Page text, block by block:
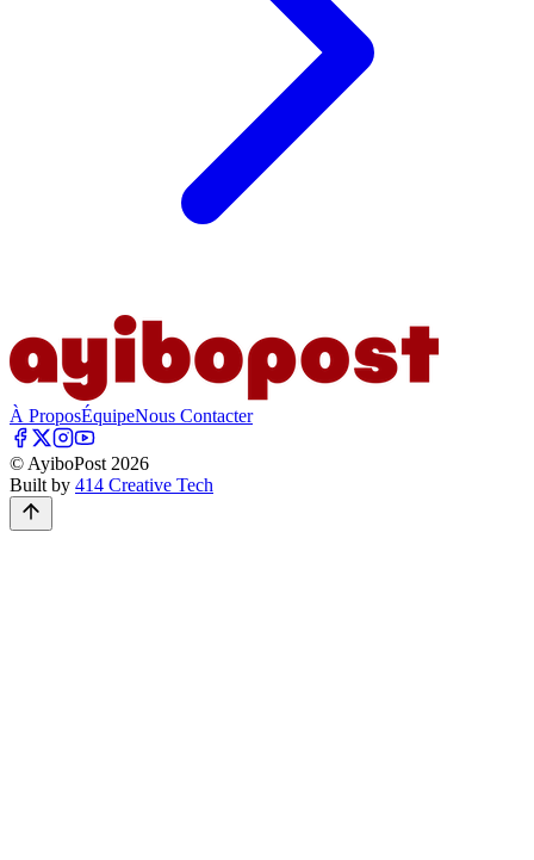
À ProposÉquipeNous Contacter
© AyiboPost 2026
Built by 414 Creative Tech